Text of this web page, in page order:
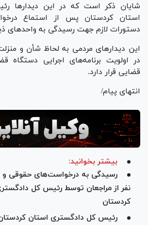
شایان ذکر است که در این دیدار‌ها
استان کردستان پس از استماع
دستورات لازم جهت رسیدگی به واحد‌های
این دیدار‌های مردمی به لحاظ شأن و
در اولویت برنامه‌های اجرایی دستگاه
قضایی قرار دارد.
انتهای پیام/
بیشتر بخوانید:
نفر از مراجعان توسط رئیس کل
کردستان
رئیس کل دادگستری استان